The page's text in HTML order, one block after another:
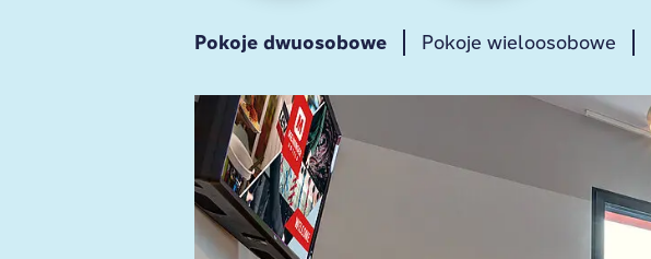
Pokoje dwuosobowe Pokoje wieloosobowe
Śniadanie Kuchnia gościnna Strefa gier